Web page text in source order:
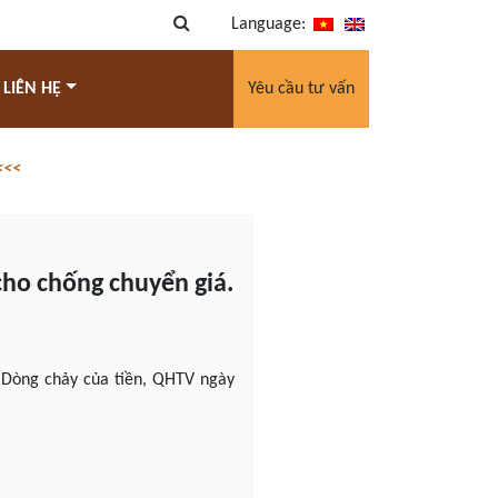
Language:
HỆ Yêu cầu tư vấn
chống chuyển giá.
chảy của tiền, QHTV ngày